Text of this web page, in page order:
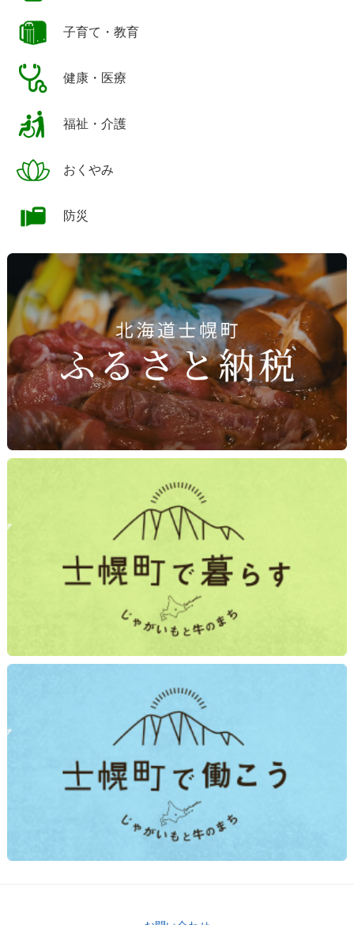
子育て・教育
健康・医療
福祉・介護
おくやみ
防災